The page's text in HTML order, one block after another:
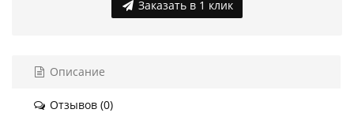
Заказать в 1 клик
Описание
Отзывов (0)